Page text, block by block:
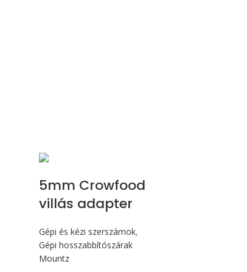
5mm Crowfood
villás adapter
Gépi és kézi szerszámok,
Gépi hosszabbítószárak
Mountz